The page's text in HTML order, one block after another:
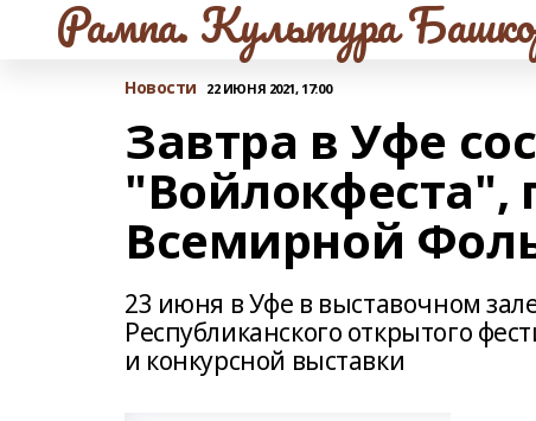
Рампа. Культура
Новости 22 ИЮНЯ 2021, 17:00
Завтра в Уфе
"Войлокфеста",
Всемирной
23 июня в Уфе в выставочном
Республиканского открытого
и конкурсной выставки